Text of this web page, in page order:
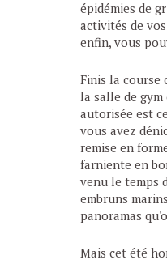
épidémies de
activités de
enfin, vous
Finis la course
la salle de
autorisée est
vous avez
remise en
farniente en
venu le temps
embruns
panoramas
Mais cet été